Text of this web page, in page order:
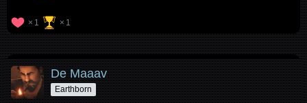
1 1
De Maaav
Earthborn